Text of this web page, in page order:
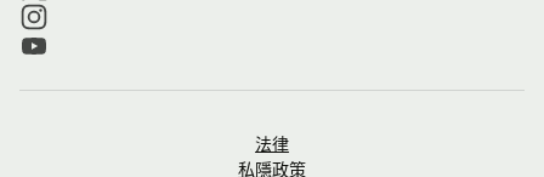
法律
私隱政策